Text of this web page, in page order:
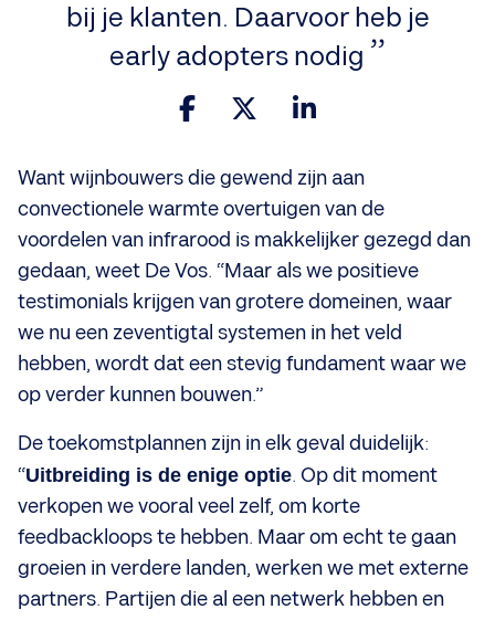
bij je klanten. Daarvoor heb je
early adopters nodig
Want wijnbouwers die gewend zijn aan
convectionele warmte overtuigen van de
voordelen van infrarood is makkelijker gezegd dan
gedaan, weet De Vos. “Maar als we positieve
testimonials krijgen van grotere domeinen, waar
we nu een zeventigtal systemen in het veld
hebben, wordt dat een stevig fundament waar we
op verder kunnen bouwen.”
De toekomstplannen zijn in elk geval duidelijk:
“Uitbreiding is de enige optie. Op dit moment
verkopen we vooral veel zelf, om korte
feedbackloops te hebben. Maar om echt te gaan
groeien in verdere landen, werken we met externe
partners. Partijen die al een netwerk hebben en